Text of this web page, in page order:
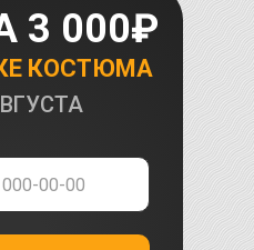
КОСТЮМА
3 000₽